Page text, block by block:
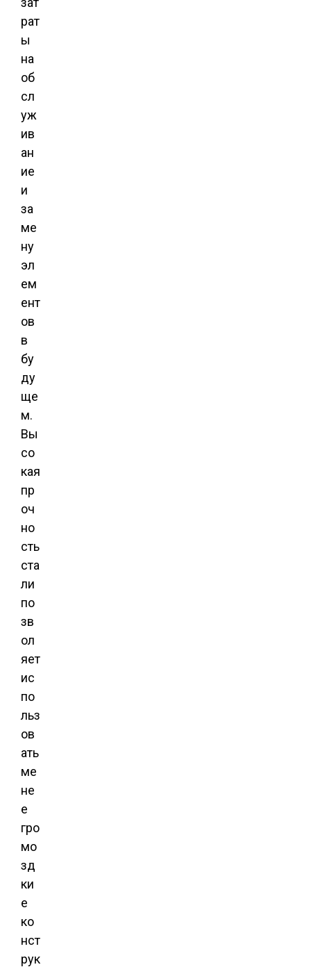
рат
ы
на
об
сл
уж
ив
ан
ие
и
за
ме
ну
эл
ем
ент
ов
в
бу
ду
ще
м.
Вы
со
кая
пр
оч
но
сть
ста
ли
по
зв
ол
яет
ис
по
льз
ов
ать
ме
не
е
гро
мо
зд
ки
е
ко
нст
рук